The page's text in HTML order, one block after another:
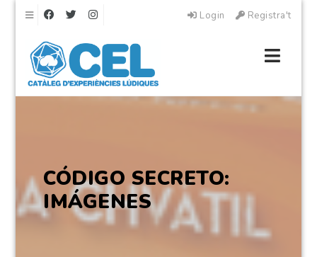
Navigation Login Registra't
CÓDIGO SECRETO:
IMÁGENES